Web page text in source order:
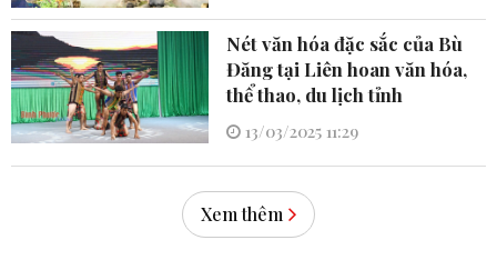
Nét văn hóa đặc sắc của Bù
Đăng tại Liên hoan văn hóa,
thể thao, du lịch tỉnh
13/03/2025 11:29
Xem thêm